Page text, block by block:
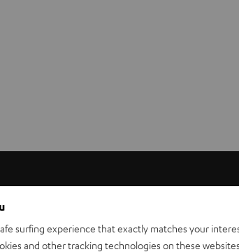
Systeme und preiswerte Heimkino-Sets bei
surfing experience that exactly matches your
and other tracking technologies on these